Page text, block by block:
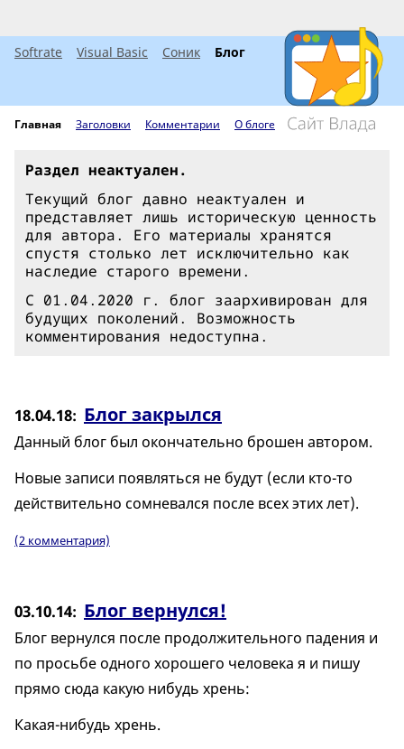
Softrate Visual Basic Соник Блог
Главная Заголовки Комментарии О блоге
Раздел неактуален.
Текущий блог давно неактуален и
представляет лишь историческую ценность
для автора. Его материалы хранятся
спустя столько лет исключительно как
наследие старого времени.
С 01.04.2020 г. блог заархивирован для
будущих поколений. Возможность
комментирования недоступна.
18.04.18 Блог закрылся
Данный блог был окончательно брошен автором.
Новые записи появляться не будут (если кто-то
действительно сомневался после всех этих лет).
(2 комментария)
03.10.14 Блог вернулся!
Блог вернулся после продолжительного падения и
по просьбе одного хорошего человека я и пишу
прямо сюда какую нибудь хрень:
Какая-нибудь хрень.